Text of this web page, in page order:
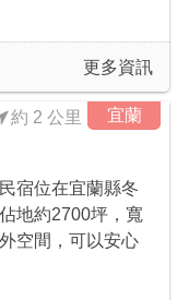
更多資訊
宜蘭
約 2 公里
宿位在宜蘭縣冬
地約2700坪，寬
空間，可以安心